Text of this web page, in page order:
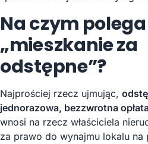
Na czym polega
„mieszkanie za
odstępne”?
Najprościej rzecz ujmując,
jednorazowa, bezzwrotna
wnosi na rzecz właściciela
za prawo do wynajmu lokalu na